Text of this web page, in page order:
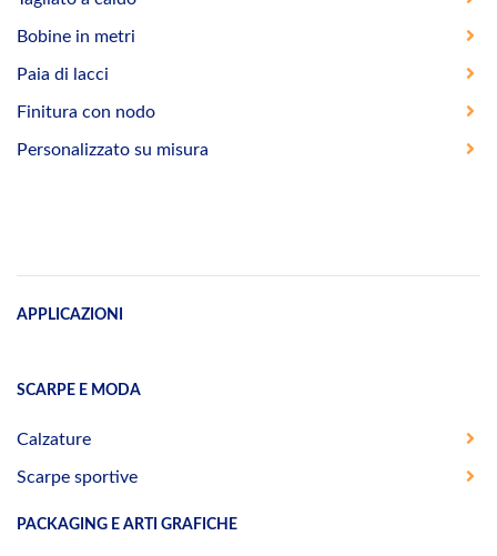
Bobine in metri
Paia di lacci
Finitura con nodo
Personalizzato su misura
APPLICAZIONI
SCARPE E MODA
Calzature
Scarpe sportive
PACKAGING E ARTI GRAFICHE